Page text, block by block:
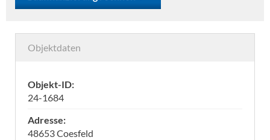
Objektdaten
Objekt-ID:
24-1684
Adresse:
48653 Coesfeld